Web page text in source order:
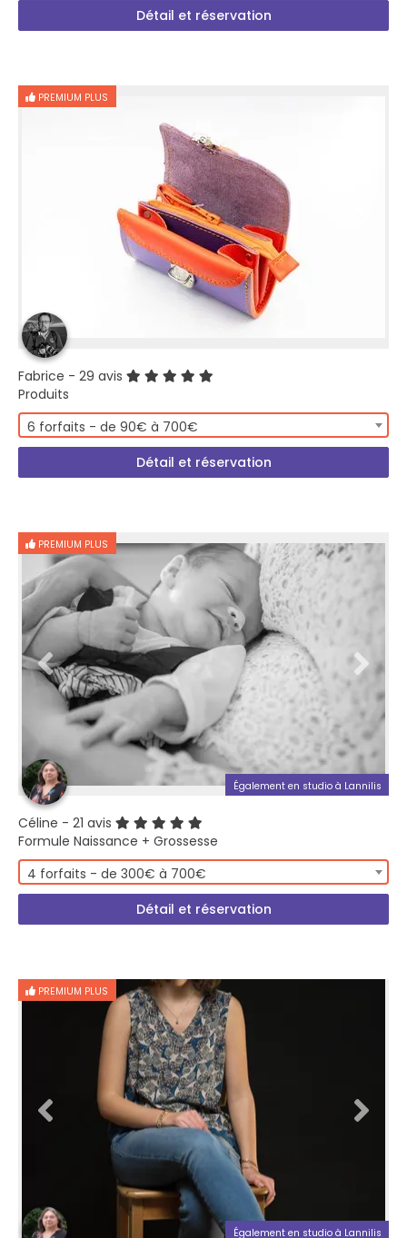
Détail et réservation
PREMIUM PLUS
Fabrice - 29 avis
Produits
6 forfaits - de 90€ à 700€
Détail et réservation
PREMIUM PLUS
Également en studio à Lannilis
Céline - 21 avis
Formule Naissance + Grossesse
4 forfaits - de 300€ à 700€
Détail et réservation
PREMIUM PLUS
Également en studio à Lannilis